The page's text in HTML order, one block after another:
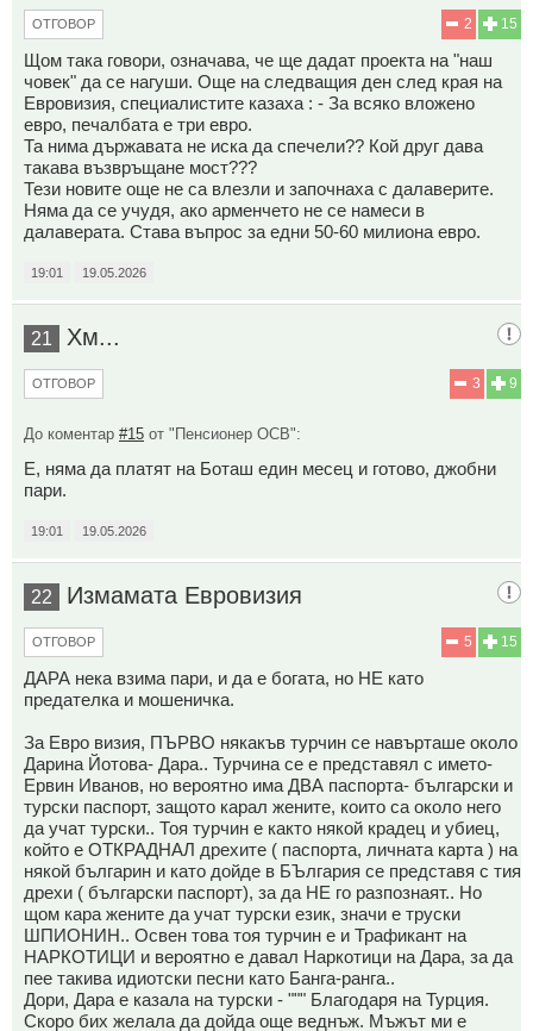
15
2
ОТГОВОР
Щом така говори, означава, че ще дадат проекта на "наш
човек" да се нагуши. Още на следващия ден след края на
Евровизия, специалистите казаха : - За всяко вложено
евро, печалбата е три евро.
Та нима държавата не иска да спечели?? Кой друг дава
такава възвръщане мост???
Тези новите още не са влезли и започнаха с далаверите.
Няма да се учудя, ако арменчето не се намеси в
далаверата. Става въпрос за едни 50-60 милиона евро.
19:01 19.05.2026
21 Хм...
9
3
ОТГОВОР
До коментар #15 от "Пенсионер ОСВ":
Е, няма да платят на Боташ един месец и готово, джобни
пари.
19:01 19.05.2026
22 Измамата Евровизия
15
5
ОТГОВОР
ДАРА нека взима пари, и да е богата, но НЕ като
предателка и мошеничка.
За Евро визия, ПЪРВО някакъв турчин се навърташе около
Дарина Йотова- Дара.. Турчина се е представял с името-
Ервин Иванов, но вероятно има ДВА паспорта- български и
турски паспорт, защото карал жените, които са около него
да учат турски.. Тоя турчин е както някой крадец и убиец,
който е ОТКРАДНАЛ дрехите ( паспорта, личната карта ) на
някой българин и като дойде в БЪлгария се представя с тия
дрехи ( български паспорт), за да НЕ го разпознаят.. Но
щом кара жените да учат турски език, значи е труски
ШПИОНИН.. Освен това тоя турчин е и Трафикант на
НАРКОТИЦИ и вероятно е давал Наркотици на Дара, за да
пее такива идиотски песни като Банга-ранга..
Дори, Дара е казала на турски - """ Благодаря на Турция.
Скоро бих желала да дойда още веднъж. Мъжът ми е